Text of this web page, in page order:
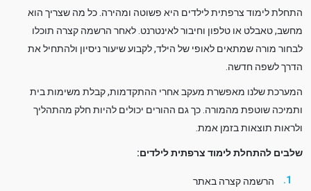
התחלת לימוד צרפתית לילדים היא פשוטה ומהירה. כל מה שצריך הוא
מחשב, טאבלט או טלפון וחיבור לאינטרנט. לאחר הרשמה קצרה תוכלו
לבחור מורה שמתאים לאופי של הילד, לקבוע שיעור ניסיון ולהתחיל את
הדרך לשפה חדשה.
המערכת שלנו מאפשרת מעקב אחרי ההתקדמות, קבלת משימות בית
ותמיכה שוטפת מהמורה. כך גם ההורים יכולים להיות חלק מהתהליך
ולראות תוצאות בזמן אמת.
שלבים להתחלת לימוד צרפתית לילדים:
הרשמה קצרה באתר